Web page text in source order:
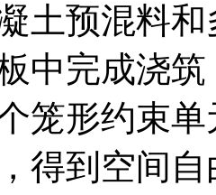
土预混料
中完成浇
笼形约束
得到空间